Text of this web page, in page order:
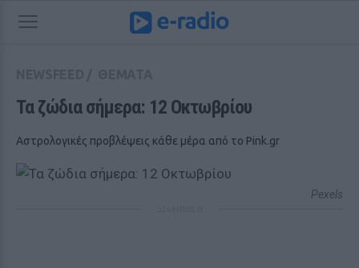
Τα ζώδια σήμερα: 12 Οκτωβρίου
Αστρολογικές προβλέψεις κάθε μέρα από το Pink.gr
Pexels